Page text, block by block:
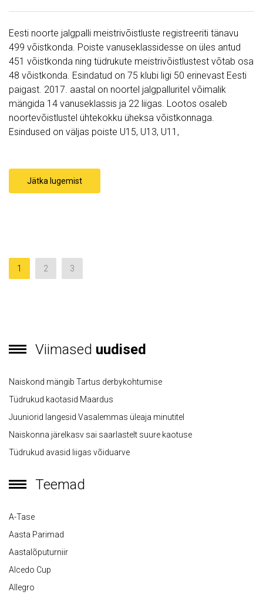
Eesti noorte jalgpalli meistrivõistluste registreeriti tänavu
499 võistkonda. Poiste vanuseklassidesse on üles antud
451 võistkonda ning tüdrukute meistrivõistlustest võtab osa
48 võistkonda. Esindatud on 75 klubi ligi 50 erinevast Eesti
paigast. 2017. aastal on noortel jalgpalluritel võimalik
mängida 14 vanuseklassis ja 22 liigas. Lootos osaleb
noortevõistlustel ühtekokku üheksa võistkonnaga.
Esindused on väljas poiste U15, U13, U11,
Jätka lugemist
1 2 3
Viimased uudised
Naiskond mängib Tartus derbykohtumise
Tüdrukud kaotasid Maardus
Juuniorid langesid Vasalemmas üleaja minutitel
Naiskonna järelkasv sai saarlastelt suure kaotuse
Tüdrukud avasid liigas võiduarve
Teemad
A-Tase
Aasta Parimad
Aastalõputurniir
Alcedo Cup
Allegro